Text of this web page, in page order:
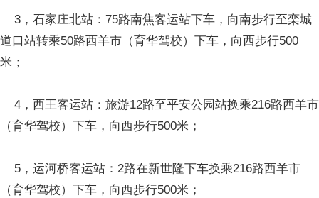
3，石家庄北站：75路南焦客运站下车，向南步行至栾城
道口站转乘50路西羊市（育华驾校）下车，向西步行500
米；
4，西王客运站：旅游12路至平安公园站换乘216路西羊市
（育华驾校）下车，向西步行500米；
5，运河桥客运站：2路在新世隆下车换乘216路西羊市
（育华驾校）下车，向西步行500米；